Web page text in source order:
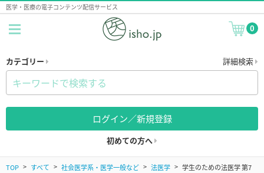
医学・医療の電子コンテンツ配信サービス
0
カテゴリー 詳細検索
ログイン／新規登録
初めての方へ
TOP すべて 社会医学系・医学一般など 法医学
学生のための法医学 第7